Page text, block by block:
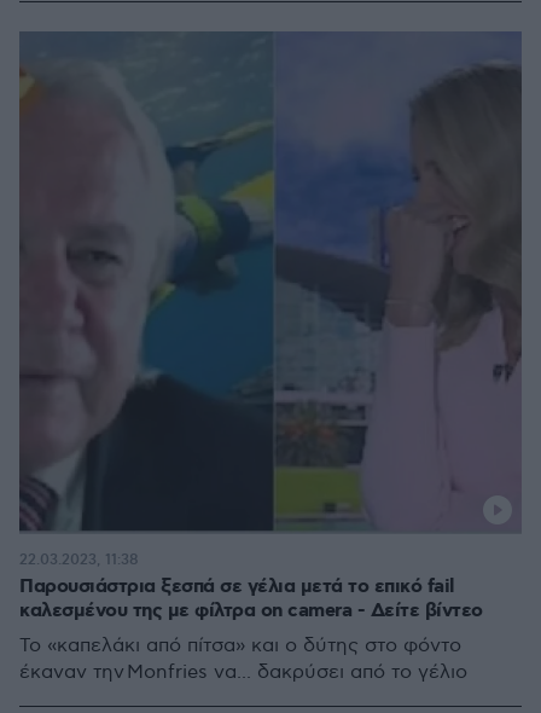
Παρουσιάστρια ξεσπά σε γέλια μετά το επικό fail
καλεσμένου της με φίλτρα on camera - Δείτε βίντεο
Το «καπελάκι από πίτσα» και ο δύτης στο φόντο
έκαναν την Monfries να... δακρύσει από το γέλιο
22.03.2023, 11:38